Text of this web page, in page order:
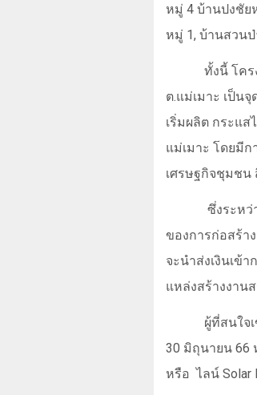
หมู่ 4 บ้านปงชัย
หมู่ 1, บ้านสวนป่
ทั้งนี้ โคร
ต.แม่เมาะ เป็น
เริ่มผลิต กระแส
แม่เมาะ โดยมี
เศรษฐกิจชุมช
ซึ่งระหว่
ของการก่อสร้า
จะนำส่งเงินเข้
แหล่งสร้างงาน
ผู้ที่สนใจ
30 มิถุนายน 66
หรือ ไลน์ Solar